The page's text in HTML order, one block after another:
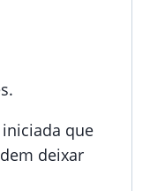
que
deixar